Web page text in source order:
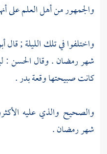
والجمهور من أهل العلم على
واختلفوا في تلك الليلة ; قال
شهر رمضان . وقالالحسن:
كانت صبيحتها وقعةبدر.
والصحيح والذي عليه
شهر رمضان .